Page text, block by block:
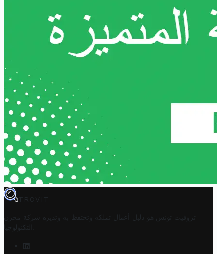
TROVIT
تروفيت تونس هو دليل أعمال تملكه وتحتفظ به وتديره
شركة مخزن
التكنولوجيا